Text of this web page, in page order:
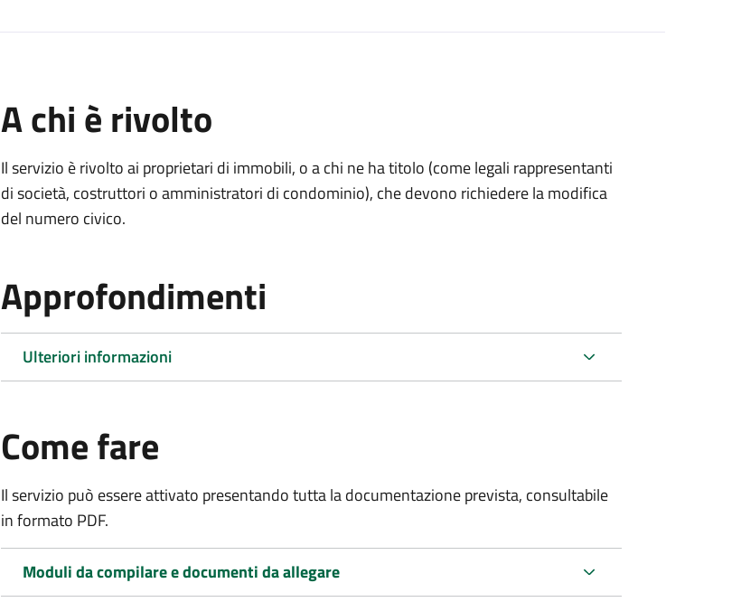
A chi è rivolto
Il servizio è rivolto ai proprietari di immobili, o a chi ne ha titolo (come legali rappresentanti
di società, costruttori o amministratori di condominio), che devono richiedere la modifica
del numero civico.
Approfondimenti
Ulteriori informazioni
Come fare
Il servizio può essere attivato presentando tutta la documentazione prevista, consultabile
in formato PDF.
Moduli da compilare e documenti da allegare